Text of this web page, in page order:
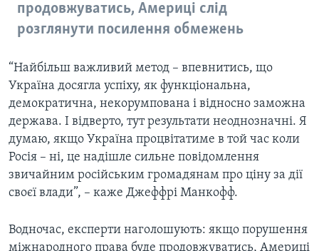
продовжуватись, Америці слід
розглянути посилення обмежень
“Найбільш важливий метод – впевнитись, що
Україна досягла успіху, як функціональна,
демократична, некорумпована і відносно заможна
держава. І відверто, тут результати неоднозначні. Я
думаю, якщо Україна процвітатиме в той час коли
Росія – ні, це надішле сильне повідомлення
звичайним російським громадянам про ціну за дії
своєї влади”, – каже Джеффрі Манкофф.
Водночас, експерти наголошують: якщо порушення
міжнародного права буде продовжуватись, Америці